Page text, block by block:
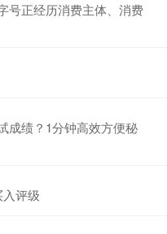
号正经历消费主体、消费
成绩？1分钟高效方便秘
评级